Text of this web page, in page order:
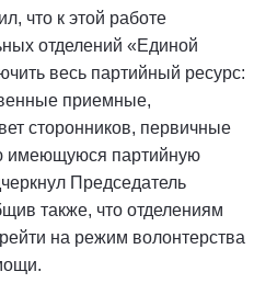
что к этой работе
отделений «Единой
весь партийный ресурс:
приемные,
сторонников, первичные
имеющуюся партийную
Председатель
также, что отделениям
на режим волонтерства